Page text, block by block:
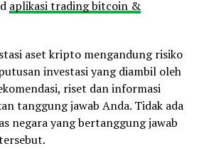
aplikasi trading bitcoin &
aset kripto mengandung risiko
investasi yang diambil oleh
riset dan informasi
tanggung jawab Anda. Tidak ada
negara yang bertanggung jawab